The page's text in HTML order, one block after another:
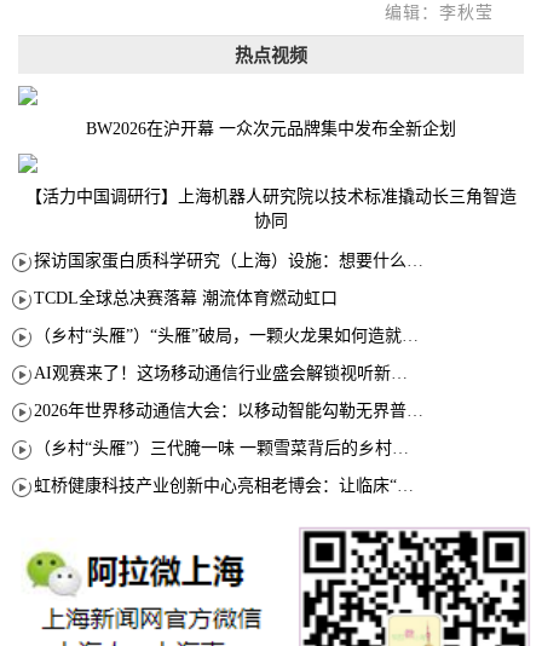
编辑：李秋莹
热点视频
BW2026在沪开幕 一众次元品牌集中发布全新企划
【活力中国调研行】上海机器人研究院以技术标准撬动长三角智造
协同
探访国家蛋白质科学研究（上海）设施：想要什么蛋白 AI直接设计合成
TCDL全球总决赛落幕 潮流体育燃动虹口
（乡村“头雁”）“头雁”破局，一颗火龙果如何造就沪上乡村特色产业化路径
AI观赛来了！这场移动通信行业盛会解锁视听新玩法
2026年世界移动通信大会：以移动智能勾勒无界普惠新愿景
（乡村“头雁”）三代腌一味 一颗雪菜背后的乡村致富经
虹桥健康科技产业创新中心亮相老博会：让临床“需求”定义银发经济新生态